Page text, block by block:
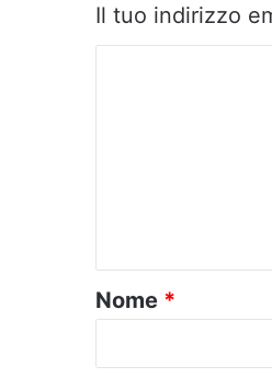
Il tuo indirizzo
o
*
Nome *